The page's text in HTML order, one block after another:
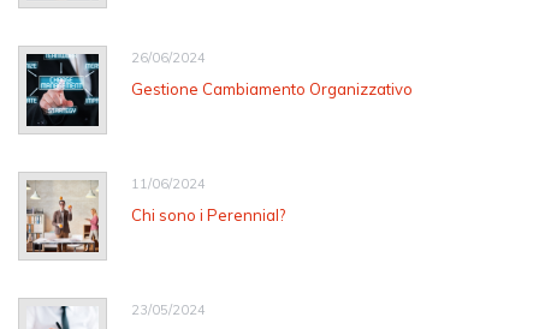
26/06/2024
Gestione Cambiamento Organizzativo
11/06/2024
Chi sono i Perennial?
23/05/2024